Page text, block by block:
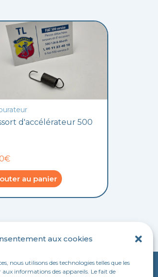
aux cookies
nous utilisons des technologies telles que les
aux informations des appareils. Le fait de
d'accélérateur 500
au panier